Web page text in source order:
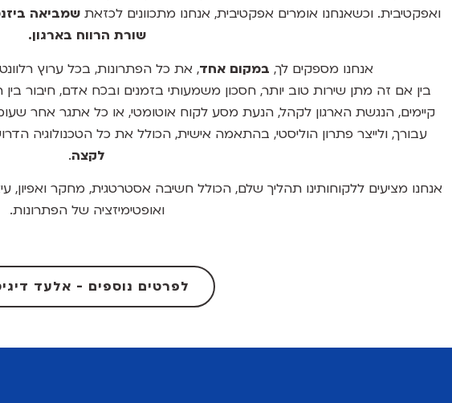
ואפקטיבית. וכשאנחנו אומרים אפקטיבית, אנחנו מתכוונים לכזאתשמביאה
שורת הרווח בארגון.
אנחנו מספקים לך, במקום אחד, את כל הפתרונות, בכל ערוץ
בין אם זה מתן שירות טוב יותר, חסכון משמעותי בזמנים ובכח אדם, חיבור
קיימים, הנגשת הארגון לקהל, הנעת מסע לקוח אוטומטי, או כל אתגר אחר
עבורך, ולייצר פתרון הוליסטי, בהתאמה אישית, הכולל את כל הטכנולוגיה
לקצה.
אנחנו מציעים ללקוחותינו תהליך שלם, הכולל חשיבה אסטרטגית, מחקר ואפיון,
ואופטימיזציה של הפתרונות.
לפרטים נוספים - אלעד